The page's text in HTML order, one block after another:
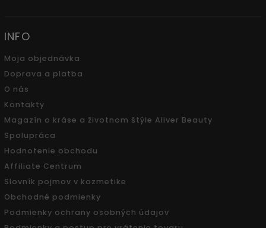
INFO
Moja objednávka
Doprava a platba
O nás
Kontakty
Magazín o kráse a životnom štýle Aliver Beauty
Spolupráca
Hodnotenie obchodu
Affiliate Centrum
Slovník pojmov v kozmetike
Obchodné podmienky
Podmienky ochrany osobných údajov